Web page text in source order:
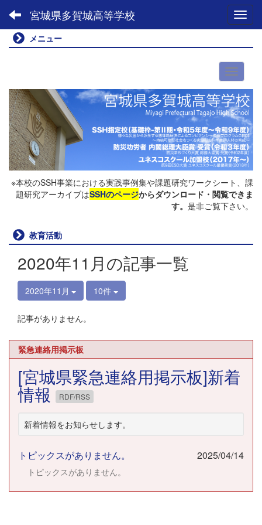
宮城県多賀城高等学校
メニュー
※本校のSSH事業における実践事例集や課題研究ワークシート、課
題研究アーカイブはSSHのページからダウンロード・閲覧できま
す。 是非ご覧下さい。
教育活動
2020年11月の記事一覧
2020年11月 10件
記事がありません。
緊急連絡用掲示板
[宮城県緊急連絡用掲示板]新着
情報 RDF/RSS
新着情報をお知らせします。
トピックスがありません。 2025/04/14
トピックスがありません。